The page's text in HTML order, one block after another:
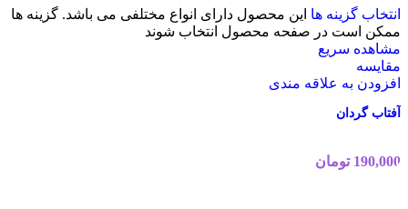
انتخاب گزینه ها این محصول دارای انواع مختلفی می باشد. گزینه ها
ممکن است در صفحه محصول انتخاب شوند
مشاهده سریع
مقایسه
افزودن به علاقه مندی
آفتاب گردان
190,000 تومان